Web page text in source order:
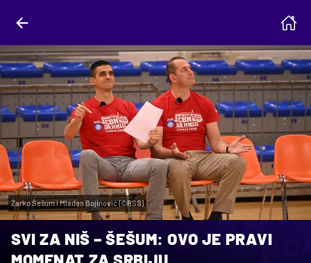
Žarko Šešum i Mladen Bojinović (©RSS)
SVI ZA NIŠ – ŠEŠUM: OVO JE PRAVI